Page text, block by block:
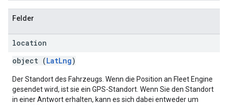
Felder
location
object (LatLng)
Der Standort des Fahrzeugs. Wenn die Position an Fleet Engine
gesendet wird, ist sie ein GPS-Standort. Wenn Sie den Standort
in einer Antwort erhalten, kann es sich dabei entweder um